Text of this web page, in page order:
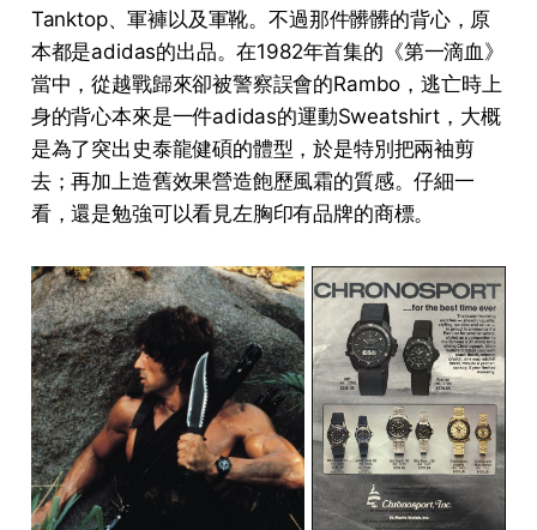
Tanktop、軍褲以及軍靴。不過那件髒髒的背心，原
本都是adidas的出品。在1982年首集的《第一滴血》
當中，從越戰歸來卻被警察誤會的Rambo，逃亡時上
身的背心本來是一件adidas的運動Sweatshirt，大概
是為了突出史泰龍健碩的體型，於是特別把兩袖剪
去；再加上造舊效果營造飽歷風霜的質感。仔細一
看，還是勉強可以看見左胸印有品牌的商標。